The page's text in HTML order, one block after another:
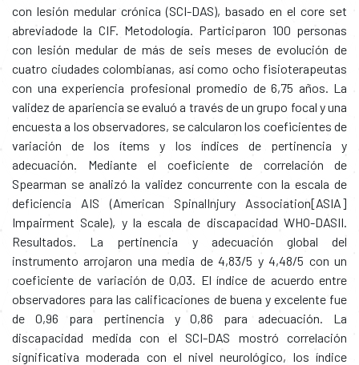
con lesión medular crónica (SCI-DAS), basado en el core set
abreviadode la CIF. Metodología. Participaron 100 personas
con lesión medular de más de seis meses de evolución de
cuatro ciudades colombianas, así como ocho fisioterapeutas
con una experiencia profesional promedio de 6,75 años. La
validez de apariencia se evaluó a través de un grupo focal y una
encuesta a los observadores, se calcularon los coeficientes de
variación de los ítems y los índices de pertinencia y
adecuación. Mediante el coeficiente de correlación de
Spearman se analizó la validez concurrente con la escala de
deficiencia AIS (American SpinalInjury Association[ASIA]
Impairment Scale), y la escala de discapacidad WHO-DASII.
Resultados. La pertinencia y adecuación global del
instrumento arrojaron una media de 4,83/5 y 4,48/5 con un
coeficiente de variación de 0,03. El índice de acuerdo entre
observadores para las calificaciones de buena y excelente fue
de 0,96 para pertinencia y 0,86 para adecuación. La
discapacidad medida con el SCI-DAS mostró correlación
significativa moderada con el nivel neurológico, los índice